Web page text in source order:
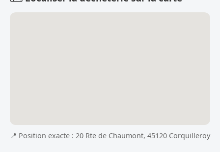
📍 Position exacte : 20 Rte de Chaumont, 45120 Corquilleroy